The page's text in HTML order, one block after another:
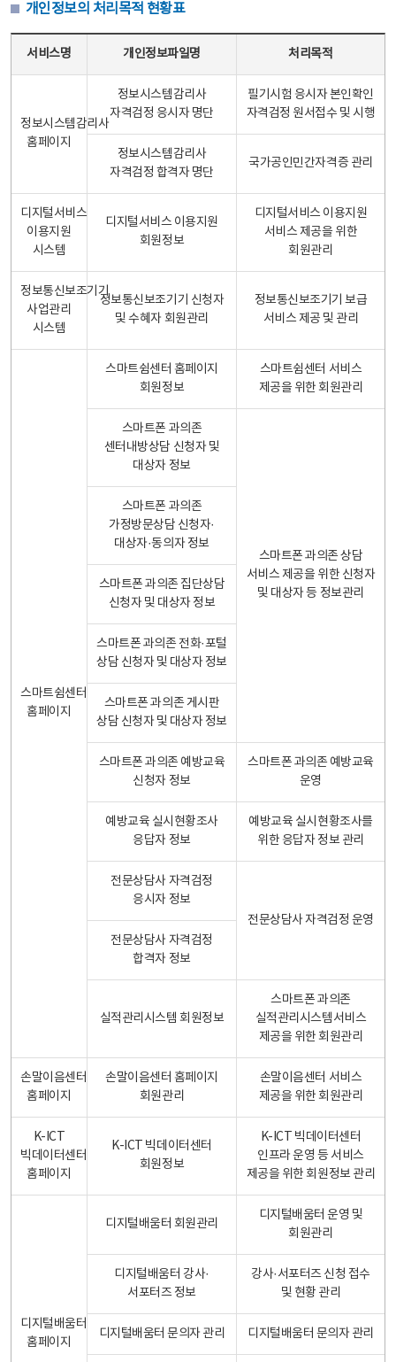
개인정보의 처리목적 현황표
서비스명 개인정보파일명 처리목적
정보시스템감리사
홈페이지
정보시스템감리사
자격검정 응시자 명단
필기시험 응시자 본인확인
자격검정 원서접수 및 시행
정보시스템감리사
자격검정 합격자 명단
국가공인민간자격증 관리
디지털서비스
이용지원
시스템
디지털서비스 이용지원
회원정보
디지털서비스 이용지원
서비스 제공을 위한
회원관리
정보통신보조기기
사업관리
시스템
정보통신보조기기 신청자
및 수혜자 회원관리
정보통신보조기기 보급
서비스 제공 및 관리
스마트쉼센터
홈페이지
스마트쉼센터 홈페이지
회원정보
스마트쉼센터 서비스
제공을 위한 회원관리
스마트폰 과의존
센터내방상담 신청자 및
대상자 정보
스마트폰 과의존 상담
서비스 제공을 위한 신청자
및 대상자 등 정보관리
스마트폰 과의존
가정방문상담 신청자·
대상자·동의자 정보
스마트폰 과의존 집단상담
신청자 및 대상자 정보
스마트폰 과의존 전화·포털
상담 신청자 및 대상자 정보
스마트폰 과의존 게시판
상담 신청자 및 대상자 정보
스마트폰 과의존 예방교육
신청자 정보
스마트폰 과의존 예방교육
운영
예방교육 실시현황조사
응답자 정보
예방교육 실시현황조사를
위한 응답자 정보 관리
전문상담사 자격검정
응시자 정보
전문상담사 자격검정 운영
전문상담사 자격검정
합격자 정보
실적관리시스템 회원정보
스마트폰 과의존
실적관리시스템서비스
제공을 위한 회원관리
손말이음센터
홈페이지
손말이음센터 홈페이지
회원관리
손말이음센터 서비스
제공을 위한 회원관리
K-ICT
빅데이터센터
홈페이지
K-ICT 빅데이터센터
회원정보
K-ICT 빅데이터센터
인프라 운영 등 서비스
제공을 위한 회원정보 관리
디지털배움터
홈페이지
디지털배움터 회원관리
디지털배움터 운영 및
회원관리
디지털배움터 강사·
서포터즈 정보
강사·서포터즈 신청 접수
및 현황 관리
디지털배움터 문의자 관리 디지털배움터 문의자 관리